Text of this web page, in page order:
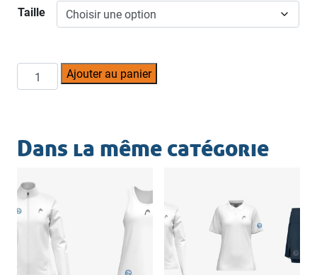
Taille
quantité
de
HEAD
(dames)
Ajouter au panier
Dans la même catégorie